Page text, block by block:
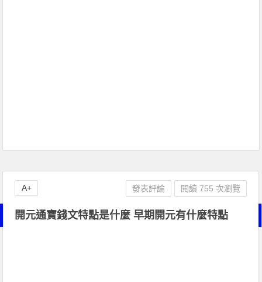
開元通寶錢文特點是什麼 早期開元有什麼特點
發表評論 閱讀 755 次瀏覽
A+